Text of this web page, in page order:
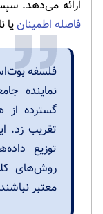
ارائه می‌دهد.
فاصله اطمینانیا
فلسفه
نماینده
گسترده از
تقریب زد.
توزیع
روش‌های
معتبر